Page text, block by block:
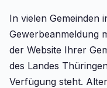
In vielen Gemeinden
Gewerbeanmeldung
der Website Ihrer
des Landes
Verfügung steht.